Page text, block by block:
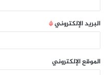
البريد الإلكتروني*
الموقع الإلكتروني